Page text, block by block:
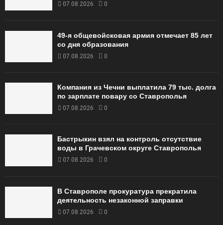
07.08.2026 0
49‑я общевойсковая армия отмечает 85 лет
со дня образования
07.08.2026 0
Компания из Чечни выплатила 79 тыс. долга
по зарплате повару со Ставрополья
07.08.2026 0
Бастрыкин взял на контроль отсутствие
воды в Грачевском округе Ставрополья
07.08.2026 0
В Ставрополе прокуратура прекратила
деятельность незаконной заправки
07.08.2026 0